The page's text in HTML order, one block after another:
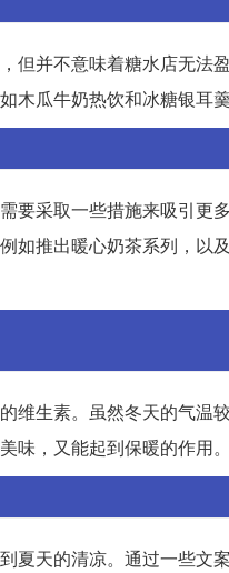
但并不意味着糖水店无法
瓜牛奶热饮和冰糖银耳
要采取一些措施来吸引更
如推出暖心奶茶系列，以
维生素。虽然冬天的气温
，又能起到保暖的作用。
夏天的清凉。通过一些文